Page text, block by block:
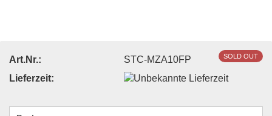
SOLD OUT
Art.Nr.:
STC-MZA10FP
Lieferzeit: